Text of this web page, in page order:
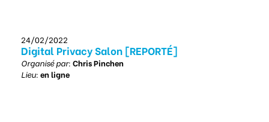
24/02/2022
Digital Privacy Salon [REPORTÉ]
Organisé par: Chris Pinchen
Lieu: en ligne